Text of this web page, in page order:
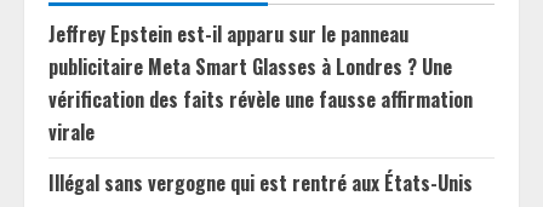
Jeffrey Epstein est-il apparu sur le panneau
publicitaire Meta Smart Glasses à Londres ? Une
vérification des faits révèle une fausse affirmation
virale
Illégal sans vergogne qui est rentré aux États-Unis